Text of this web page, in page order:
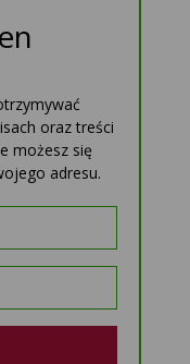
oraz treści
możesz się
adresu.